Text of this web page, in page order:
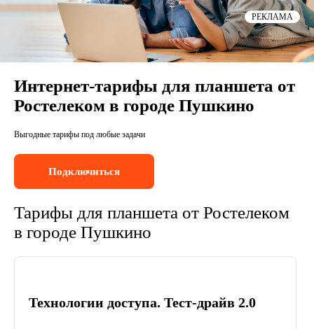
Бизнесу
Подключить
Интернет-тарифы для планшета от
Ростелеком в городе Пушкино
Выгодные тарифы под любые задачи
Подключиться
РЕКЛАМА
Тарифы для планшета от Ростелеком
в городе Пушкино
Технологии доступа. Тест-драйв 2.0